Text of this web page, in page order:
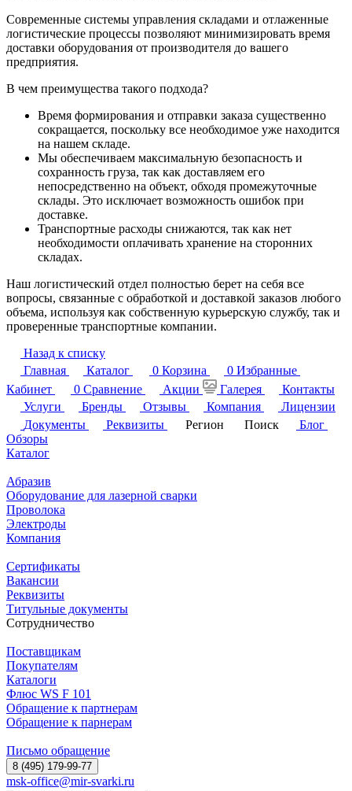
Современные системы управления складами и отлаженные
логистические процессы позволяют минимизировать время
доставки оборудования от производителя до вашего
предприятия.
В чем преимущества такого подхода?
Время формирования и отправки заказа существенно
сокращается, поскольку все необходимое уже находится
на нашем складе.
Мы обеспечиваем максимальную безопасность и
сохранность груза, так как доставляем его
непосредственно на объект, обходя промежуточные
склады. Это исключает возможность ошибок при
доставке.
Транспортные расходы снижаются, так как нет
необходимости оплачивать хранение на сторонних
складах.
Наш логистический отдел полностью берет на себя все
вопросы, связанные с обработкой и доставкой заказов любого
объема, используя как собственную курьерскую службу, так и
проверенные транспортные компании.
Назад к списку
Главная
Каталог 0 Корзина 0 Избранные
Кабинет
0 Сравнение Акции Галерея
Контакты
Услуги
Бренды Отзывы Компания
Лицензии
Документы
Реквизиты Регион Поиск
Блог
Обзоры
Каталог
Абразив
Оборудование для лазерной сварки
Проволока
Электроды
Компания
Сертификаты
Вакансии
Реквизиты
Титульные документы
Сотрудничество
Поставщикам
Покупателям
Каталоги
Флюс WS F 101
Обращение к партнерам
Обращение к парнерам
Письмо обращение
8 (495) 179-99-77
msk-office@mir-svarki.ru